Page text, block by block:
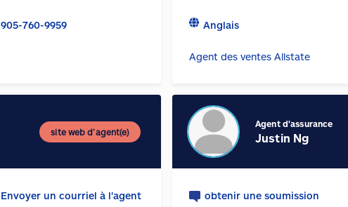
905-760-9959 Anglais
Agent des ventes Allstate
site web d’agent(e)
Envoyer un courriel à l'agent
Agent d'assurance
Justin Ng
obtenir une soumission